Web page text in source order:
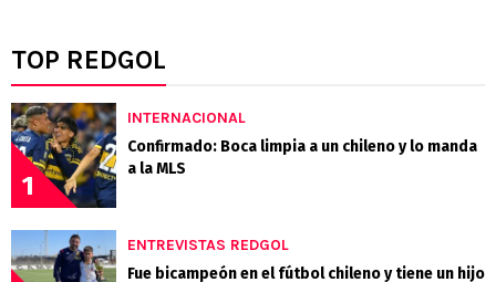
TOP REDGOL
1
INTERNACIONAL
Confirmado: Boca limpia a un chileno y lo manda
a la MLS
ENTREVISTAS REDGOL
Fue bicampeón en el fútbol chileno y tiene un hijo